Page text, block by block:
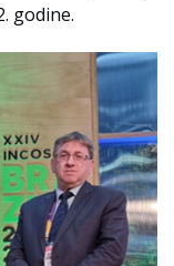
godine.